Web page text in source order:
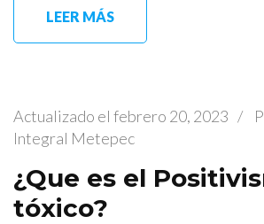
LEER MÁS
Actualizado el febrero 20, 2023 /
Integral Metepec
¿Que es el
tóxico?